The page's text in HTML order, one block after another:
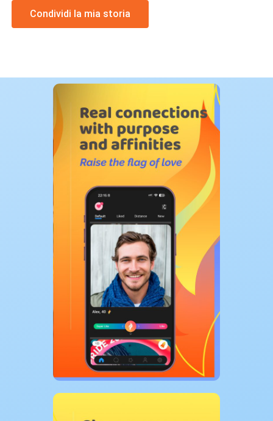
Condividi la mia storia